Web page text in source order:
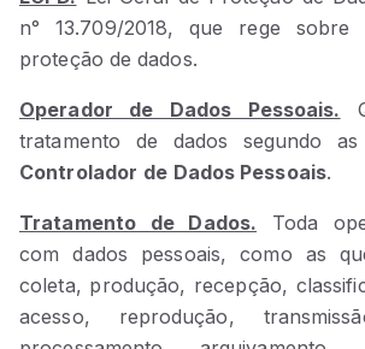
n° 13.709/2018, que rege
proteção de dados.
Operador de Dados Pessoais.
tratamento de dados segundo
Controlador de Dados Pessoais.
Tratamento de Dados. Toda
com dados pessoais, como as
coleta, produção, recepção,
acesso, reprodução,